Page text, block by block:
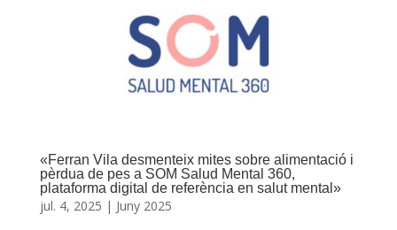
«Ferran Vila desmenteix mites sobre alimentació i
pèrdua de pes a SOM Salud Mental 360,
plataforma digital de referència en salut mental»
jul. 4, 2025 | Juny 2025